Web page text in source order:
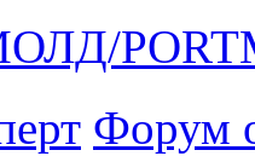
Форум